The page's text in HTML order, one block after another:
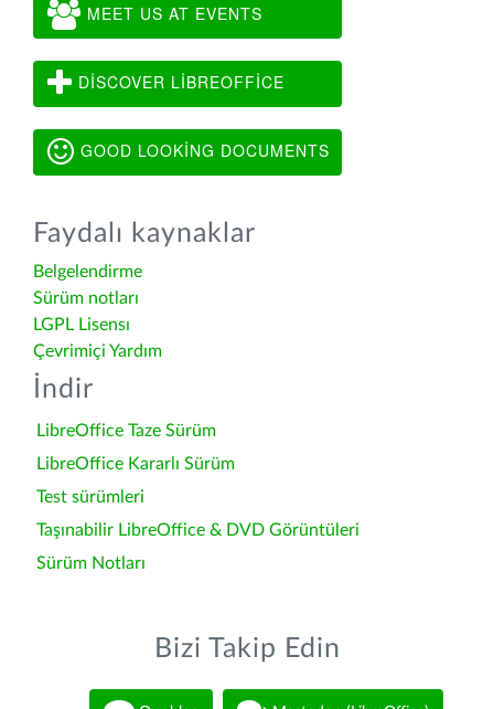
MEET US AT EVENTS
DISCOVER LIBREOFFICE
GOOD LOOKING DOCUMENTS
Faydalı kaynaklar
Belgelendirme
Sürüm notları
LGPL Lisensı
Çevrimiçi Yardım
İndir
LibreOffice Taze Sürüm
LibreOffice Kararlı Sürüm
Test sürümleri
Taşınabilir LibreOffice & DVD Görüntüleri
Sürüm Notları
Bizi Takip Edin